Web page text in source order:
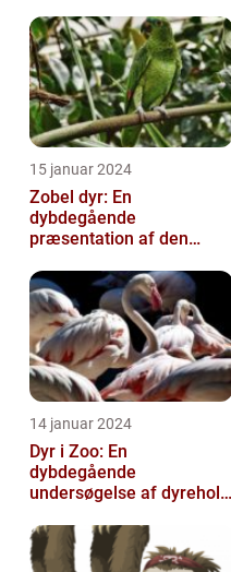
15 januar 2024
Zobel dyr: En
dybdegående
præsentation af den
14 januar 2024
Dyr i Zoo: En
dybdegående
undersøgelse af dyrehold